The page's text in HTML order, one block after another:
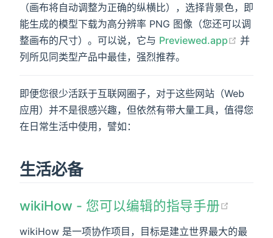
（画布将自动调整为正确的纵横比），选择背景色，即
能生成的模型下载为高分辨率 PNG 图像（您还可以调
整画布的尺寸）。可以说，它与 Previewed.app
并
列所见同类型产品中最佳，强烈推荐。
即便您很少活跃于互联网圈子，对于这些网站（Web
应用）并不是很感兴趣，但依然有带大量工具，值得您
在日常生活中使用，譬如：
生活必备
wikiHow - 您可以编辑的指导手册
wikiHow 是一项协作项目，目标是建立世界最大的最